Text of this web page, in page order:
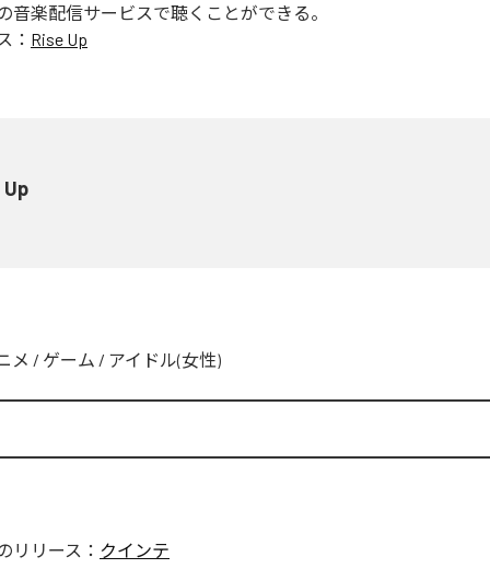
音楽配信サービスで聴くことができる。
： Rise Up
Up
メ / ゲーム / アイドル(女性)
リリース： クインテ